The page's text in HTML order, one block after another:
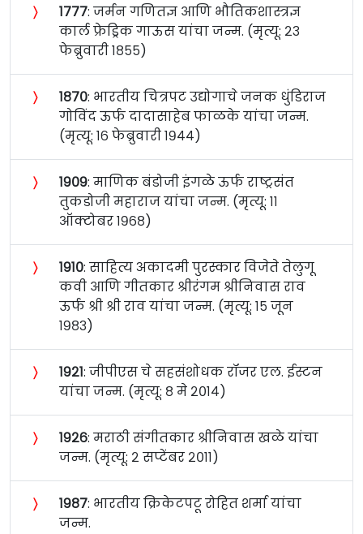
〉 १७७७: जर्मन गणितज्ञ आणि भौतिकशास्त्रज्ञ
कार्ल फ्रेड्रिक गाऊस यांचा जन्म. (मृत्यू: २३
फेब्रुवारी १८५५)
〉 १८७०: भारतीय चित्रपट उद्योगाचे जनक धुंडिराज
गोविंद ऊर्फ दादासाहेब फाळके यांचा जन्म.
(मृत्यू: १६ फेब्रुवारी १९४४)
〉 १९०९: माणिक बंडोजी इंगळे ऊर्फ राष्ट्रसंत
तुकडोजी महाराज यांचा जन्म. (मृत्यू: ११
ऑक्टोबर १९६८)
〉 १९१०: साहित्य अकादमी पुरस्कार विजेते तेलुगू
कवी आणि गीतकार श्रीरंगम श्रीनिवास राव
ऊर्फ श्री श्री राव यांचा जन्म. (मृत्यू: १५ जून
१९८३)
〉 १९२१: जीपीएस चे सहसंशोधक रॉजर एल. ईस्टन
यांचा जन्म. (मृत्यू: ८ मे २०१४)
〉 १९२६: मराठी संगीतकार श्रीनिवास खळे यांचा
जन्म. (मृत्यू: २ सप्टेंबर २०११)
〉 १९८७: भारतीय क्रिकेटपटू रोहित शर्मा यांचा
जन्म.